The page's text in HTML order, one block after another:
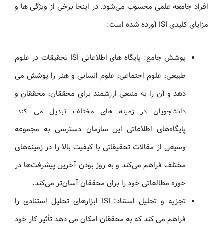
افراد جامعه علمی محسوب می‌شود. در اینجا برخی از ویژگی ها و
مزایای کلیدی ISI آورده شده است:
پوشش جامع: پایگاه های اطلاعاتی ISI تحقیقات در علوم
طبیعی، علوم اجتماعی، علوم انسانی و هنر را پوشش می
دهد و آن را به منبعی ارزشمند برای محققان، محققان و
دانشجویان در زمینه های مختلف تبدیل می کند.
پایگاه‌های اطلاعاتی این سازمان دسترسی به مجموعه
وسیعی از مقالات تحقیقاتی با کیفیت بالا را در زمینه‌های
مختلف فراهم می‌کند و به روز بودن آخرین پیشرفت‌ها در
حوزه مطالعاتی خود را برای محققان آسان‌تر می‌کند.
تجزیه و تحلیل استناد: ISI ابزارهای تحلیل استنادی را
فراهم می کند که به محققان امکان می دهد تأثیر کار خود